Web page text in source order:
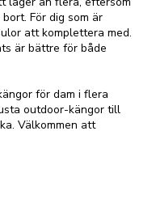
För dig som är
att komplettera med.
är bättre för både
för dam i flera
outdoor-kängor till
Välkommen att